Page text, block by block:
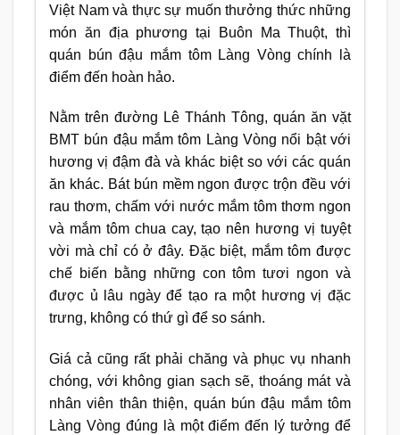
Việt Nam và thực sự muốn thưởng thức những
món ăn địa phương tại Buôn Ma Thuột, thì
quán bún đậu mắm tôm Làng Vòng chính là
điểm đến hoàn hảo.
Nằm trên đường Lê Thánh Tông, quán ăn vặt
BMT bún đậu mắm tôm Làng Vòng nổi bật với
hương vị đậm đà và khác biệt so với các quán
ăn khác. Bát bún mềm ngon được trộn đều với
rau thơm, chấm với nước mắm tôm thơm ngon
và mắm tôm chua cay, tạo nên hương vị tuyệt
vời mà chỉ có ở đây. Đặc biệt, mắm tôm được
chế biến bằng những con tôm tươi ngon và
được ủ lâu ngày để tạo ra một hương vị đặc
trưng, không có thứ gì để so sánh.
Giá cả cũng rất phải chăng và phục vụ nhanh
chóng, với không gian sạch sẽ, thoáng mát và
nhân viên thân thiện, quán bún đậu mắm tôm
Làng Vòng đúng là một điểm đến lý tưởng để